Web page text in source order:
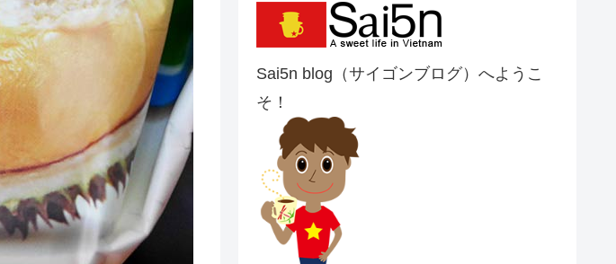
Sai5n blog（サイゴンブログ）へようこ
そ！